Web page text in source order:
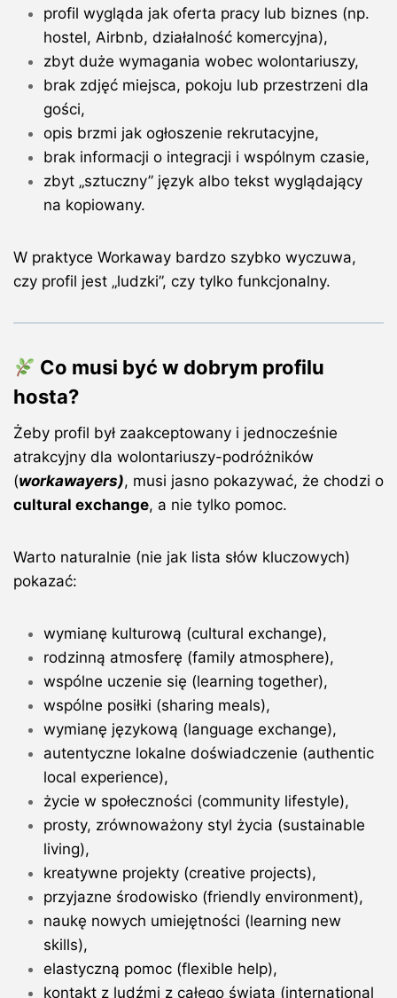
profil wygląda jak oferta pracy lub biznes (np.
hostel, Airbnb, działalność komercyjna),
zbyt duże wymagania wobec wolontariuszy,
brak zdjęć miejsca, pokoju lub przestrzeni dla
gości,
opis brzmi jak ogłoszenie rekrutacyjne,
brak informacji o integracji i wspólnym czasie,
zbyt „sztuczny” język albo tekst wyglądający
na kopiowany.
W praktyce Workaway bardzo szybko wyczuwa,
czy profil jest „ludzki”, czy tylko funkcjonalny.
Co musi być w dobrym profilu
hosta?
Żeby profil był zaakceptowany i jednocześnie
atrakcyjny dla wolontariuszy-podróżników
(workawayers), musi jasno pokazywać, że chodzi o
cultural exchange, a nie tylko pomoc.
Warto naturalnie (nie jak lista słów kluczowych)
pokazać:
wymianę kulturową (cultural exchange),
rodzinną atmosferę (family atmosphere),
wspólne uczenie się (learning together),
wspólne posiłki (sharing meals),
wymianę językową (language exchange),
autentyczne lokalne doświadczenie (authentic
local experience),
życie w społeczności (community lifestyle),
prosty, zrównoważony styl życia (sustainable
living),
kreatywne projekty (creative projects),
przyjazne środowisko (friendly environment),
naukę nowych umiejętności (learning new
skills),
elastyczną pomoc (flexible help),
kontakt z ludźmi z całego świata (international